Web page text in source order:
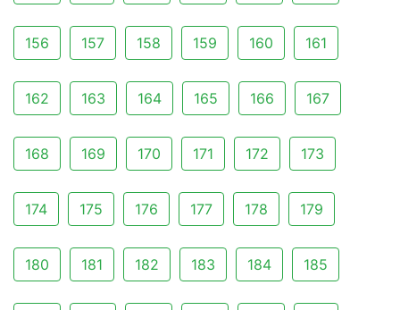
156 157 158 159 160 161
162 163 164 165 166 167
168 169 170 171 172 173
174 175 176 177 178 179
180 181 182 183 184 185